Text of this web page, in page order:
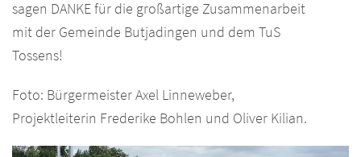
sagen DANKE für die großartige Zusammenarbeit
mit der Gemeinde Butjadingen und dem TuS
Tossens!
Foto: Bürgermeister Axel Linneweber,
Projektleiterin Frederike Bohlen und Oliver Kilian.